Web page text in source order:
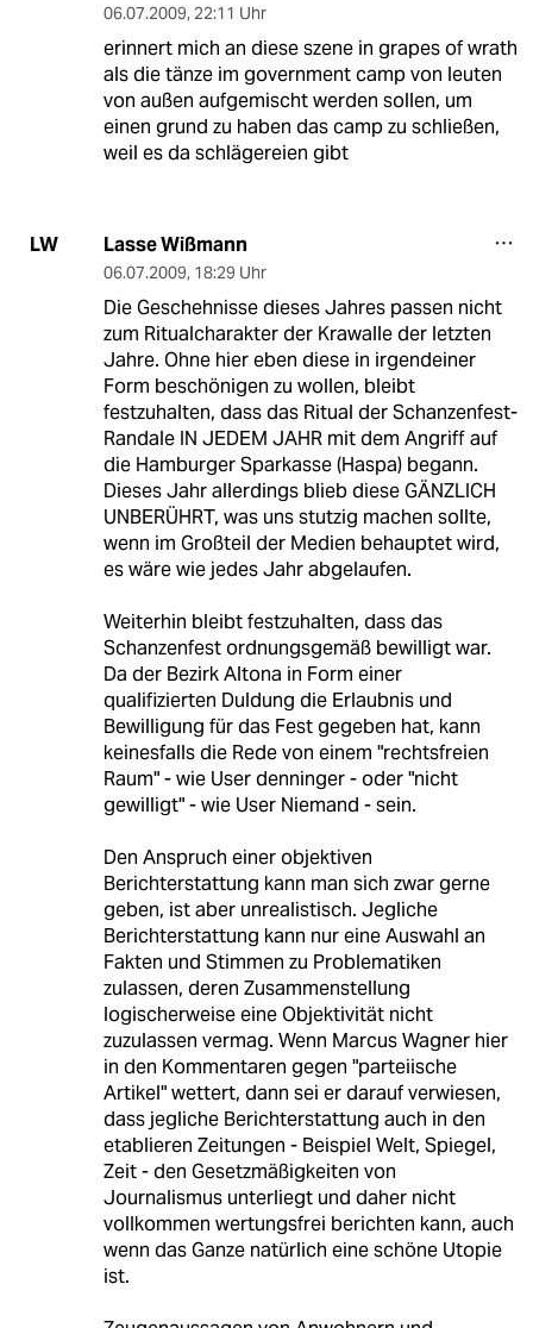
06.07.2009, 22:11 Uhr
erinnert mich an diese szene in grapes of wrath
als die tänze im government camp von leuten
von außen aufgemischt werden sollen, um
einen grund zu haben das camp zu schließen,
weil es da schlägereien gibt
LW Lasse Wißmann
06.07.2009, 18:29 Uhr
Die Geschehnisse dieses Jahres passen nicht
zum Ritualcharakter der Krawalle der letzten
Jahre. Ohne hier eben diese in irgendeiner
Form beschönigen zu wollen, bleibt
festzuhalten, dass das Ritual der Schanzenfest-
Randale IN JEDEM JAHR mit dem Angriff auf
die Hamburger Sparkasse (Haspa) begann.
Dieses Jahr allerdings blieb diese GÄNZLICH
UNBERÜHRT, was uns stutzig machen sollte,
wenn im Großteil der Medien behauptet wird,
es wäre wie jedes Jahr abgelaufen.
Weiterhin bleibt festzuhalten, dass das
Schanzenfest ordnungsgemäß bewilligt war.
Da der Bezirk Altona in Form einer
qualifizierten Duldung die Erlaubnis und
Bewilligung für das Fest gegeben hat, kann
keinesfalls die Rede von einem "rechtsfreien
Raum" - wie User denninger - oder "nicht
gewilligt" - wie User Niemand - sein.
Den Anspruch einer objektiven
Berichterstattung kann man sich zwar gerne
geben, ist aber unrealistisch. Jegliche
Berichterstattung kann nur eine Auswahl an
Fakten und Stimmen zu Problematiken
zulassen, deren Zusammenstellung
logischerweise eine Objektivität nicht
zuzulassen vermag. Wenn Marcus Wagner hier
in den Kommentaren gegen "parteiische
Artikel" wettert, dann sei er darauf verwiesen,
dass jegliche Berichterstattung auch in den
etablieren Zeitungen - Beispiel Welt, Spiegel,
Zeit - den Gesetzmäßigkeiten von
Journalismus unterliegt und daher nicht
vollkommen wertungsfrei berichten kann, auch
wenn das Ganze natürlich eine schöne Utopie
ist.